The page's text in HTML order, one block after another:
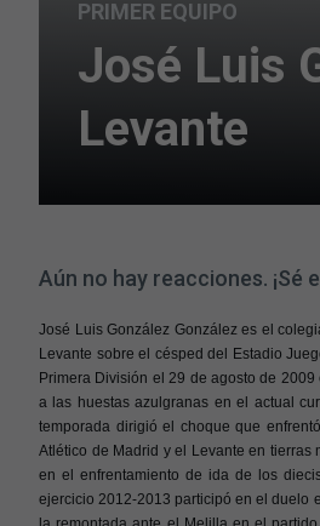
PRIMER EQUIPO
José Luis
Levante
Aún no hay reacciones. ¡Sé
José Luis González González es el
Levante sobre el césped del Estadio
Primera División el 29 de agosto de
a las huestas azulgranas en el actual
temporada dirigió el choque que
Atlético de Madrid y el Levante en tierras
en el enfrentamiento de ida de los
ejercicio 2012-2013 participó en el duelo